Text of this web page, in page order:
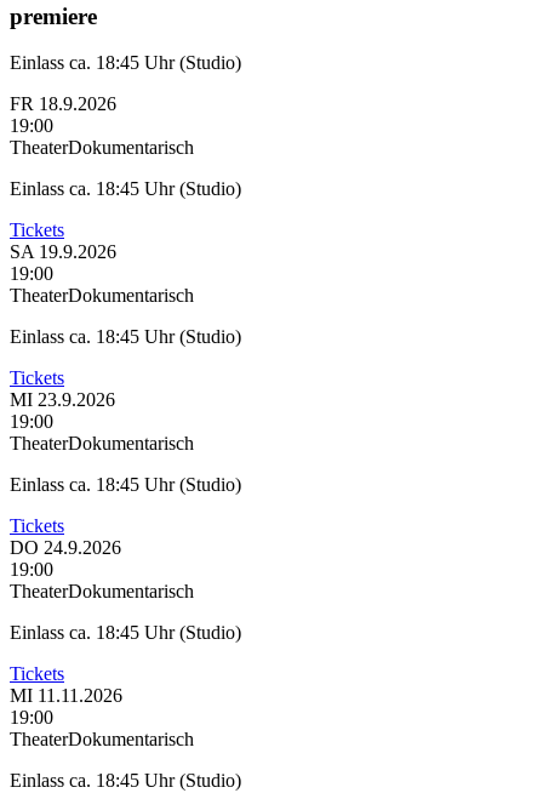
premiere
Einlass ca. 18:45 Uhr (Studio)
FR 18.9.2026
19:00
TheaterDokumentarisch
Einlass ca. 18:45 Uhr (Studio)
Tickets
SA 19.9.2026
19:00
TheaterDokumentarisch
Einlass ca. 18:45 Uhr (Studio)
Tickets
MI 23.9.2026
19:00
TheaterDokumentarisch
Einlass ca. 18:45 Uhr (Studio)
Tickets
DO 24.9.2026
19:00
TheaterDokumentarisch
Einlass ca. 18:45 Uhr (Studio)
Tickets
MI 11.11.2026
19:00
TheaterDokumentarisch
Einlass ca. 18:45 Uhr (Studio)